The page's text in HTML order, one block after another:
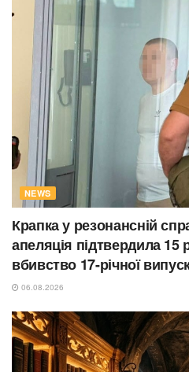
NEWS
Крапка у резонансній
апеляція підтвердила 15
вбивство 17-річної
06.08.2026